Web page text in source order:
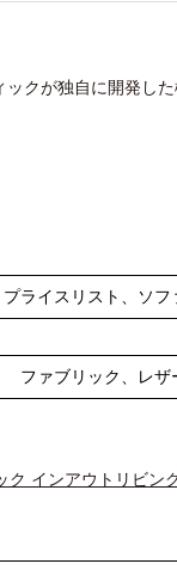
クが独自に開発し
プライスリスト、ソ
ファブリック、レザ
ク インアウトリビン